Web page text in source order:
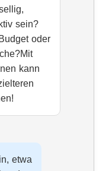
sein?
oder
kann
etwa